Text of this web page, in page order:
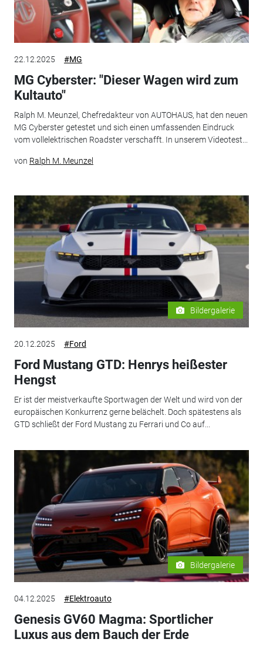
22.12.2025 #MG
MG Cyberster: "Dieser Wagen wird zum
Kultauto"
Ralph M. Meunzel, Chefredakteur von AUTOHAUS, hat den neuen
MG Cyberster getestet und sich einen umfassenden Eindruck
vom vollelektrischen Roadster verschafft. In unserem Videotest...
von Ralph M. Meunzel
Bildergalerie
20.12.2025 #Ford
Ford Mustang GTD: Henrys heißester
Hengst
Er ist der meistverkaufte Sportwagen der Welt und wird von der
europäischen Konkurrenz gerne belächelt. Doch spätestens als
GTD schließt der Ford Mustang zu Ferrari und Co auf...
Bildergalerie
04.12.2025 #Elektroauto
Genesis GV60 Magma: Sportlicher
Luxus aus dem Bauch der Erde